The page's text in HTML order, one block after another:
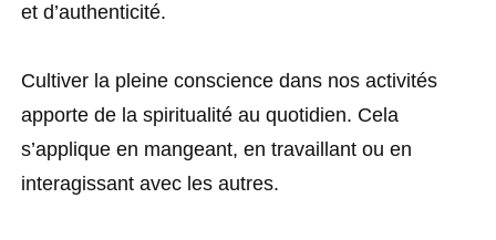
et d’authenticité.
Cultiver la pleine conscience dans nos activités
apporte de la spiritualité au quotidien. Cela
s’applique en mangeant, en travaillant ou en
interagissant avec les autres.